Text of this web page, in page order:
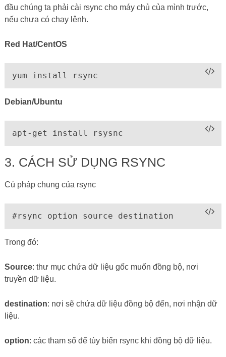
đầu chúng ta phải cài rsync cho máy chủ của mình trước,
nếu chưa có chạy lệnh.
Red Hat/CentOS
yum install rsync
Debian/Ubuntu
apt-get install rsysnc
3. CÁCH SỬ DỤNG RSYNC
Cú pháp chung của rsync
#rsync option source destination
Trong đó:
Source: thư mục chứa dữ liệu gốc muốn đồng bộ, nơi
truyền dữ liệu.
destination: nơi sẽ chứa dữ liệu đồng bộ đến, nơi nhận dữ
liệu.
option: các tham số để tùy biến rsync khi đồng bộ dữ liệu.